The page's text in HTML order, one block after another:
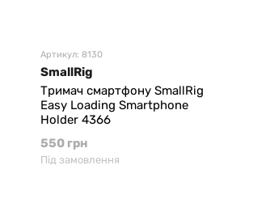
Артикул: 8130
SmallRig
Тримач смартфону SmallRig
Easy Loading Smartphone
Holder 4366
550 грн
Під замовлення